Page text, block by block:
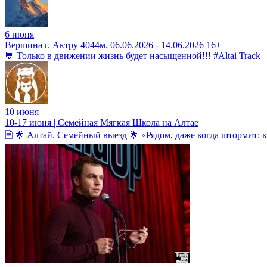
6 июня
Вершина г. Актру 4044м. 06.06.2026 - 14.06.2026 16+
💬 Только в движении жизнь будет насыщенной!!! #Altai Track
10 июня
10-17 июня | Семейная Мягкая Школа на Алтае
🗎 🌟 Алтай. Семейный выезд 🌟 «Рядом, даже когда штормит: